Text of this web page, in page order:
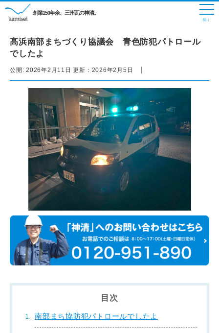
創業150年余、三州瓦の神清。
高浜南部まちづくり協議会 青色防犯パトロール
でしたよ
公開: 2026年2月11日 更新： 2026年2月5日 |
目次
南部まち協防犯パトロールでしたよ